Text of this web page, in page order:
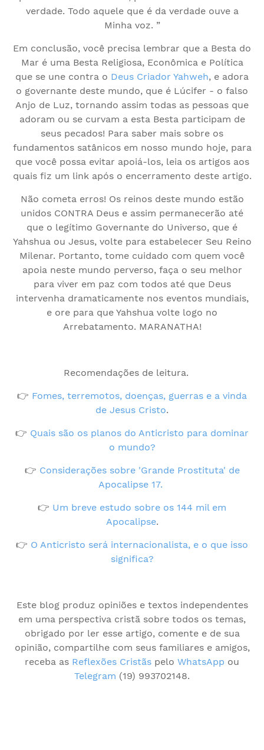
verdade. Todo aquele que é da verdade ouve a
Minha voz. ”
Em conclusão, você precisa lembrar que a Besta do
Mar é uma Besta Religiosa, Econômica e Política
que se une contra o Deus Criador Yahweh, e adora
o governante deste mundo, que é Lúcifer - o falso
Anjo de Luz, tornando assim todas as pessoas que
adoram ou se curvam a esta Besta participam de
seus pecados! Para saber mais sobre os
fundamentos satânicos em nosso mundo hoje, para
que você possa evitar apoiá-los, leia os artigos aos
quais fiz um link após o encerramento deste artigo.
Não cometa erros! Os reinos deste mundo estão
unidos CONTRA Deus e assim permanecerão até
que o legítimo Governante do Universo, que é
Yahshua ou Jesus, volte para estabelecer Seu Reino
Milenar. Portanto, tome cuidado com quem você
apoia neste mundo perverso, faça o seu melhor
para viver em paz com todos até que Deus
intervenha dramaticamente nos eventos mundiais,
e ore para que Yahshua volte logo no
Arrebatamento. MARANATHA!
Recomendações de leitura.
👉 Fomes, terremotos, doenças, guerras e a vinda
de Jesus Cristo.
👉 Quais são os planos do Anticristo para dominar
o mundo?
👉 Considerações sobre 'Grande Prostituta' de
Apocalipse 17.
👉 Um breve estudo sobre os 144 mil em
Apocalipse.
👉 O Anticristo será internacionalista, e o que isso
significa?
Este blog produz opiniões e textos independentes
em uma perspectiva cristã sobre todos os temas,
obrigado por ler esse artigo, comente e de sua
opinião, compartilhe com seus familiares e amigos,
receba as Reflexões Cristãs pelo WhatsApp ou
Telegram (19) 993702148.